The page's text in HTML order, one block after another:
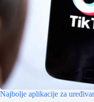
Najbolje aplikacije za